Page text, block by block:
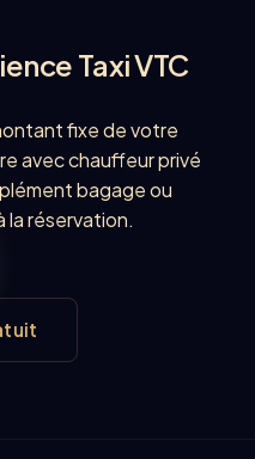
Taxi VTC
fixe de votre
avec chauffeur privé
bagage ou
la réservation.